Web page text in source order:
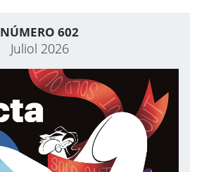
NÚMERO 602
Juliol 2026